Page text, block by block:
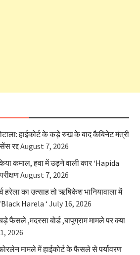
हाईकोर्ट के कड़े रुख के बाद कैबिनेट मंत्री
रद्दAugust 7, 2026
कमाल, हवा में उड़ने वाली कार ‘Hapida
August 7, 2026
का उत्साह तो ऋषिकेश भानियावाला में
Harela ‘ July 16, 2026
फैसले ,मदरसा बोर्ड ,बापूग्राम मामले पर क्या
2026
मामले में हाईकोर्ट के फैसले से पर्यावरण